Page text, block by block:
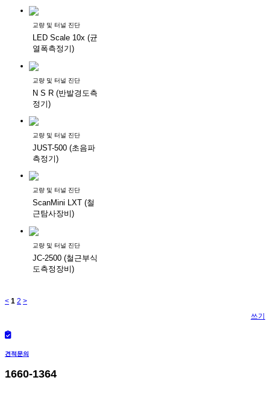
교량 및 터널 진단
LED Scale 10x (균
열폭측정기)
교량 및 터널 진단
N S R (반발경도측
정기)
교량 및 터널 진단
JUST-500 (초음파
측정기)
교량 및 터널 진단
ScanMini LXT (철
근탐사장비)
교량 및 터널 진단
JC-2500 (철근부식
도측정장비)
< 1 2 >
쓰기
견적문의
1660-1364